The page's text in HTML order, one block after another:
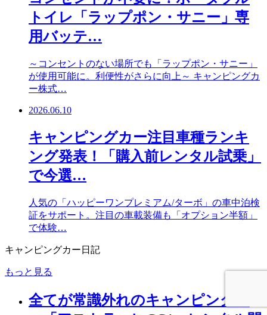
トイレ「ラップポン・サニー」専
用バッテ…
～コンセントのない場所でも「ラップポン・サニー」
が使用可能に。利便性がさらに向上～ キャンピングカ
ー株式…
2026.06.10
キャンピングカー注目車種ランキ
ング発表！「購入前レンタル試乗」
で今選…
人気の「ハッピーワンプレミアム/ターボ」の車中泊検
証をサポート。注目の車載装備も「オプション半額」
で体験…
キャンピングカー日記
もっと見る
全てが常識外れのキャンピングカ